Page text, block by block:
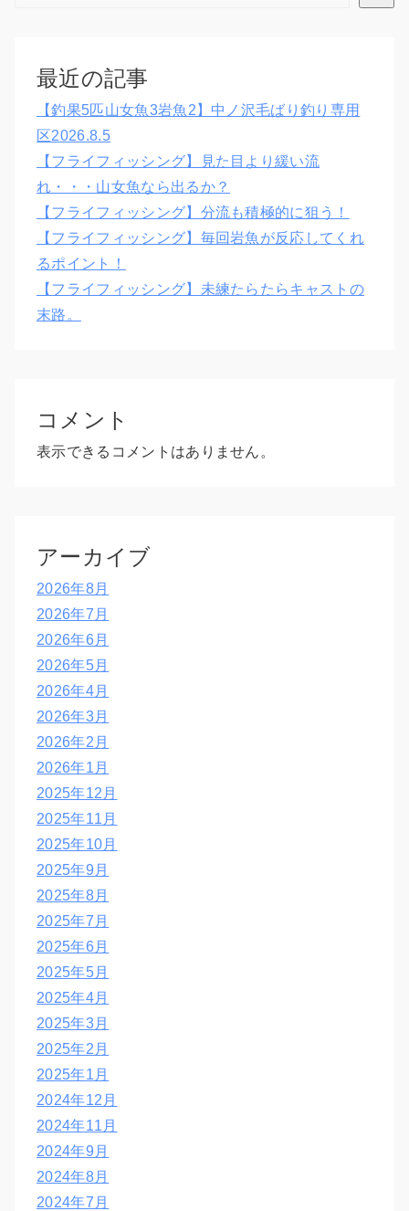
最近の記事
【釣果5匹山女魚3岩魚2】中ノ沢毛ばり釣り専用
区2026.8.5
【フライフィッシング】見た目より緩い流
れ・・・山女魚なら出るか？
【フライフィッシング】分流も積極的に狙う！
【フライフィッシング】毎回岩魚が反応してくれ
るポイント！
【フライフィッシング】未練たらたらキャストの
末路。
コメント
表示できるコメントはありません。
アーカイブ
2026年8月
2026年7月
2026年6月
2026年5月
2026年4月
2026年3月
2026年2月
2026年1月
2025年12月
2025年11月
2025年10月
2025年9月
2025年8月
2025年7月
2025年6月
2025年5月
2025年4月
2025年3月
2025年2月
2025年1月
2024年12月
2024年11月
2024年9月
2024年8月
2024年7月